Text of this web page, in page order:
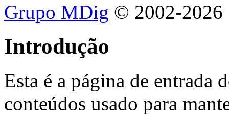
Grupo MDig © 2002-2026
Introdução
Esta é a página de entrada
conteúdos usado para